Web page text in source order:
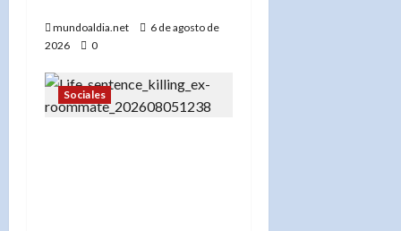
mundoaldia.net
6 de agosto de
2026
0
Sociales